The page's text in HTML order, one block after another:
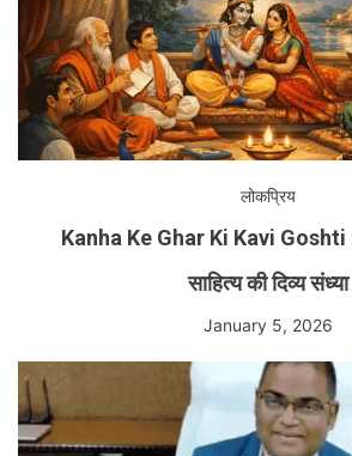
लोकप्रिय
Kanha Ke Ghar Ki Kavi Goshti
साहित्य की दिव्य संध्या
January 5, 2026